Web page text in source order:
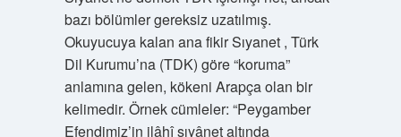
bazı bölümler gereksiz uzatılmış.
Okuyucuya kalan ana fikir Sıyanet , Türk
Dil Kurumu’na (TDK) göre “koruma”
anlamına gelen, kökeni Arapça olan bir
kelimedir. Örnek cümleler: “Peygamber
Efendimiz’in ilâhî sıyânet altında